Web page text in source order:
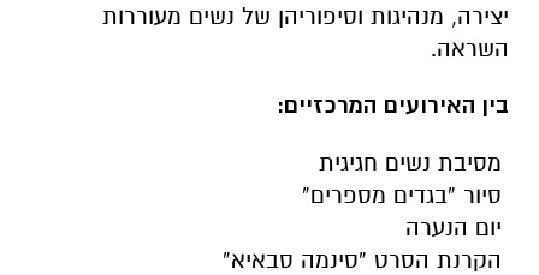
יצירה, מנהיגות וסיפוריהן של נשים מעוררות
השראה.
בין האירועים המרכזיים:
מסיבת נשים חגיגית
סיור “בגדים מספרים”
יום הנערה
הקרנת הסרט “סינמה סבאיא”